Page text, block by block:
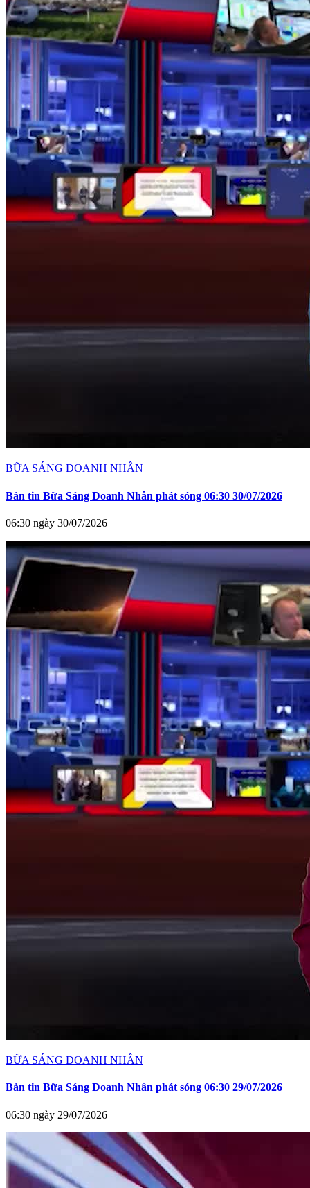
BỮA SÁNG DOANH NHÂN
Bản tin Bữa Sáng Doanh Nhân phát sóng 06:30 30/07/2026
06:30 ngày 30/07/2026
BỮA SÁNG DOANH NHÂN
Bản tin Bữa Sáng Doanh Nhân phát sóng 06:30 29/07/2026
06:30 ngày 29/07/2026